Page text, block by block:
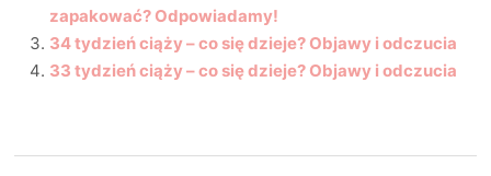
zapakować? Odpowiadamy!
34 tydzień ciąży – co się dzieje? Objawy i odczucia
33 tydzień ciąży – co się dzieje? Objawy i odczucia